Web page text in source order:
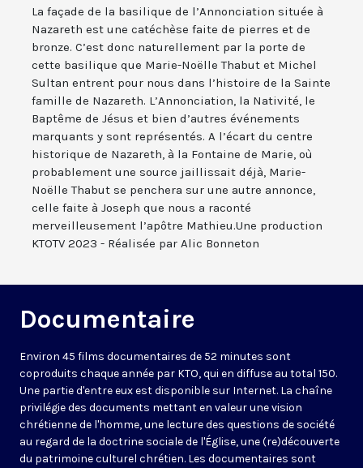
La façade de la basilique de l’Annonciation située à
Nazareth est une catéchèse faite de pierres et de
bronze. C’est donc naturellement par la porte de
cette basilique que Marie-Noëlle Thabut et Michel
Sultan entrent pour nous dans l’histoire de la Sainte
famille de Nazareth. L’Annonciation, la Nativité, le
Baptême de Jésus et bien d’autres événements
marquants y sont représentés. A l’écart du centre
historique de Nazareth, à la Fontaine de Marie, où
probablement une source jaillissait déjà, Marie-
Noëlle Thabut se penchera sur une autre annonce,
celle faite à Joseph que nous a raconté
merveilleusement l’apôtre Mathieu.Une production
KTOTV 2023 - Réalisée par Alic Bonneton
Documentaire
Environ 45 films documentaires de 52 minutes sont
coproduits chaque année par KTO, qui en diffuse au total 150.
Une partie d'entre eux est disponible sur Internet. La chaîne
privilégie des documents mettant en valeur une vision
chrétienne de l'homme, une lecture des questions de société
au regard de la doctrine sociale de l'Église, une (re)découverte
du patrimoine culturel chrétien. Les documentaires sont